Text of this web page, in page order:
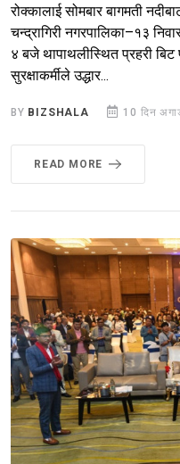
रोक्कालाई सोमबार बागमती
चन्द्रागिरी नगरपालिका–१३
४ बजे थापाथलीस्थित प्रहरी बिट
सुरक्षाकर्मीले उद्धार...
BY BIZSHALA 10 दिन
READ MORE